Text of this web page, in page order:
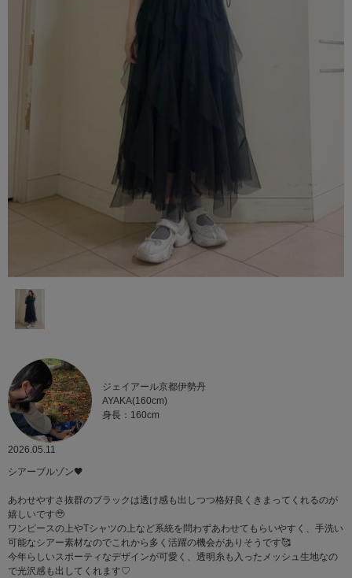
ジェイアール京都伊勢丹
AYAKA(160cm)
身長：160cm
2026.05.11
シアーブルゾン🖤
あわせやすさ抜群のブラックは透け感も出しつつ格好良くきまってくれるのが
嬉しいです🥹
ワンピースの上やTシャツの上など系統を問わずあわせてもらいやすく、手洗い
可能なシアー素材なのでこれから多く活躍の機会がありそうです🥰
今年らしいスポーティなデザインが可愛く、透明糸も入ったメッシュ生地なの
で光沢感も出してくれます♡